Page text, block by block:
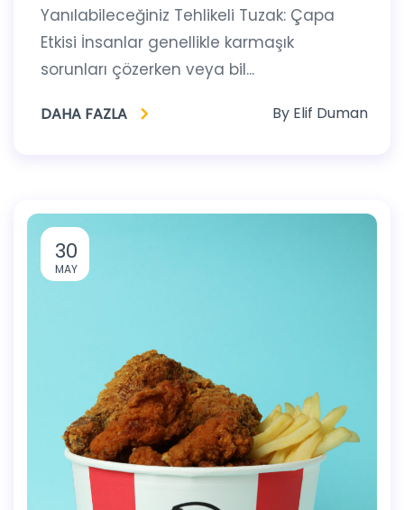
Yanılabileceğiniz Tehlikeli Tuzak: Çapa
Etkisi İnsanlar genellikle karmaşık
sorunları çözerken veya bil...
DAHA FAZLA By Elif Duman
30
MAY